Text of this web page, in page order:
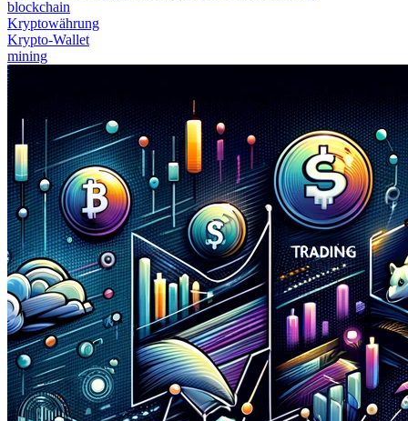
blockchain
Kryptowährung
Krypto-Wallet
mining